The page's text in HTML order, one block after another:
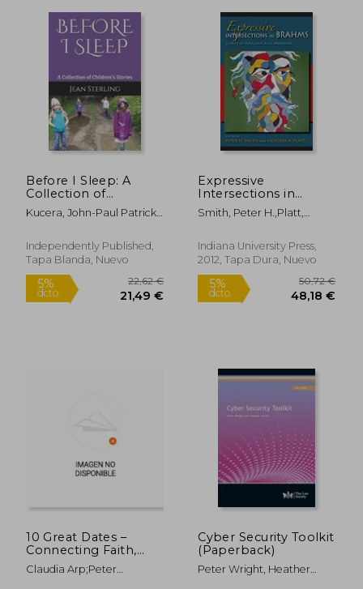
Before I Sleep: A
Collection of
Children's Stories (en
Inglés)
Kucera, John-Paul Patrick ;
Cooper, Heather Maria
Independently Published,
Tapa Blanda, Nuevo
Expressive
Intersections in
Brahms: Essays in
Analysis and Meaning
Interpretation) (en
Inglés)
Smith, Peter H.,Platt,
Indiana University Press,
2012, Tapa Dura, Nuevo
10 Great Dates –
Connecting Faith,
Love & Marriage
Claudia Arp;Peter
Cyber Security Toolkit
(Paperback)
Peter Wright, Heather